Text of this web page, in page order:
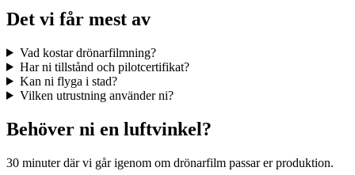
Det vi får mest av
Vad kostar drönarfilmning?
Har ni tillstånd och pilotcertifikat?
Kan ni flyga i stad?
Vilken utrustning använder ni?
Behöver ni en luftvinkel?
30 minuter där vi går igenom om drönarfilm passar er produktion.